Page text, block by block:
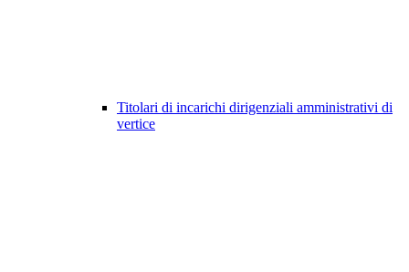
Titolari di incarichi dirigenziali amministrativi di
vertice